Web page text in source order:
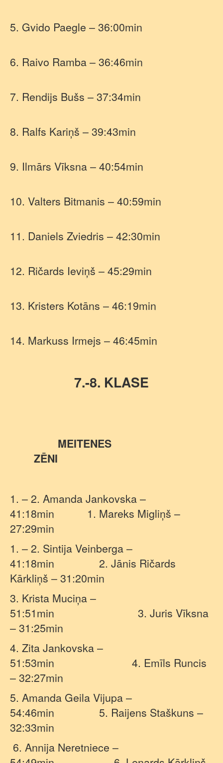
5. Gvido Paegle – 36:00min
6. Raivo Ramba – 36:46min
7. Rendijs Bušs – 37:34min
8. Ralfs Kariņš – 39:43min
9. Ilmārs Vīksna – 40:54min
10. Valters Bitmanis – 40:59min
11. Daniels Zviedris – 42:30min
12. Ričards Ieviņš – 45:29min
13. Kristers Kotāns – 46:19min
14. Markuss Irmejs – 46:45min
7.-8. KLASE
MEITENES
ZĒNI
1. – 2. Amanda Jankovska –
41:18min
1. Mareks Migliņš –
27:29min
1. – 2. Sintija Veinberga –
41:18min
2. Jānis Ričards
Kārkliņš – 31:20min
3. Krista Muciņa –
51:51min
3. Juris Vīksna
– 31:25min
4. Zita Jankovska –
51:53min
4. Emīls Runcis
– 32:27min
5. Amanda Geila Vijupa –
54:46min
5. Raijens Staškuns –
32:33min
6. Annija Neretniece –